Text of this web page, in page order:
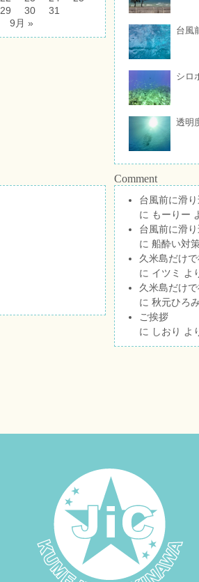
29 30
31
9月 »
台風
シロ
透明
Comment
台風前に滑
に もーりー
台風前に滑
に 船酔い対
久米島だけ
に イツミ
よ
久米島だけ
に 秋元ひろ
ご挨拶
に しおり よ